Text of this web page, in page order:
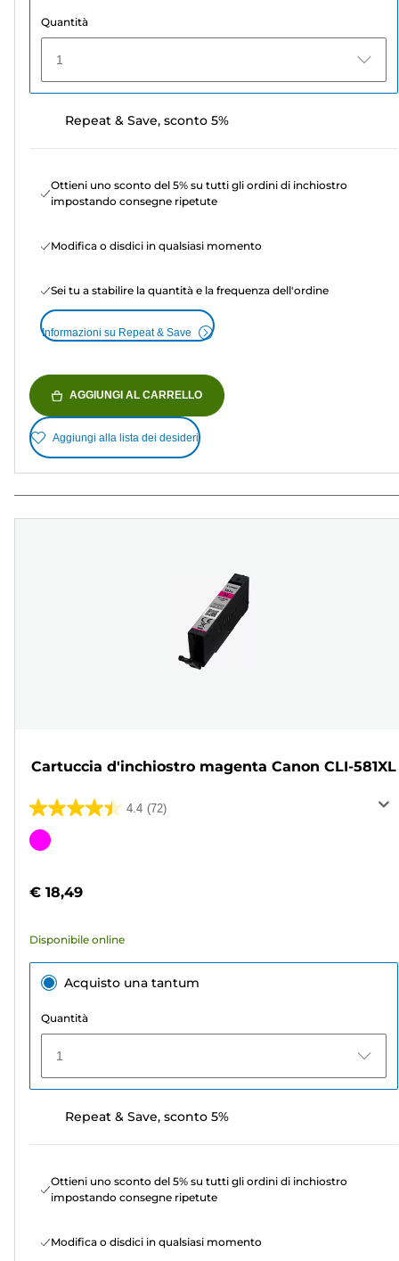
Quantità
1
Repeat & Save, sconto 5%
Ottieni uno sconto del 5% su tutti gli ordini di inchiostro
impostando consegne ripetute
Modifica o disdici in qualsiasi momento
Sei tu a stabilire la quantità e la frequenza dell'ordine
Informazioni su Repeat & Save
AGGIUNGI AL CARRELLO
Aggiungi alla lista dei desideri
Cartuccia d'inchiostro magenta Canon CLI-581XL
4.4 (72)
4.4
su
72
Cartuccia
colori
€ 18,49
Disponibile online
Acquisto una tantum
Quantità
1
Repeat & Save, sconto 5%
Ottieni uno sconto del 5% su tutti gli ordini di inchiostro
impostando consegne ripetute
Modifica o disdici in qualsiasi momento